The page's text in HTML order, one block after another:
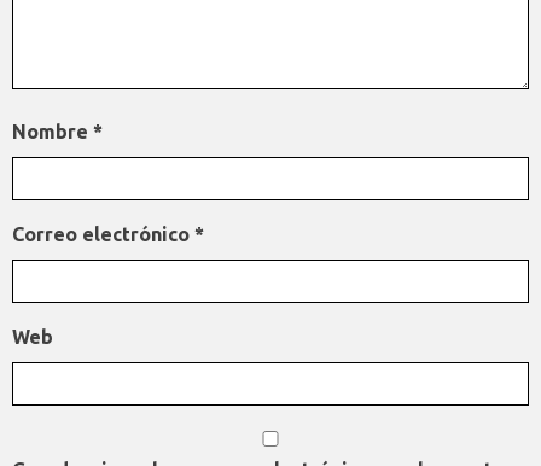
Nombre *
Correo electrónico *
Web